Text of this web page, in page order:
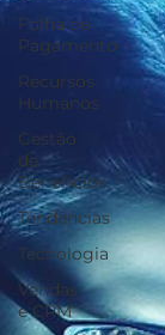
Folha de
Pagamento
Recursos
Humanos
Gestão
de
Benefícios
Tendências
Tecnologia
Vendas
e CRM